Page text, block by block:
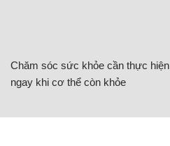
Chăm sóc sức khỏe cần thực hiện
ngay khi cơ thể còn khỏe